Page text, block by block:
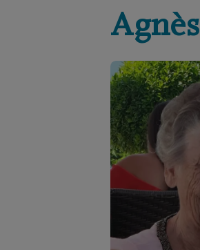
Agnès